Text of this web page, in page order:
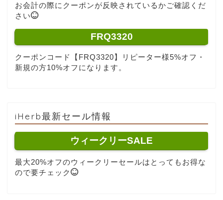
お会計の際にクーポンが反映されているかご確認くだ
さい
FRQ3320
クーポンコード【FRQ3320】リピーター様5%オフ・
新規の方10%オフになります。
iHerb最新セール情報
ウィークリーSALE
最大20%オフのウィークリーセールはとってもお得な
ので要チェック